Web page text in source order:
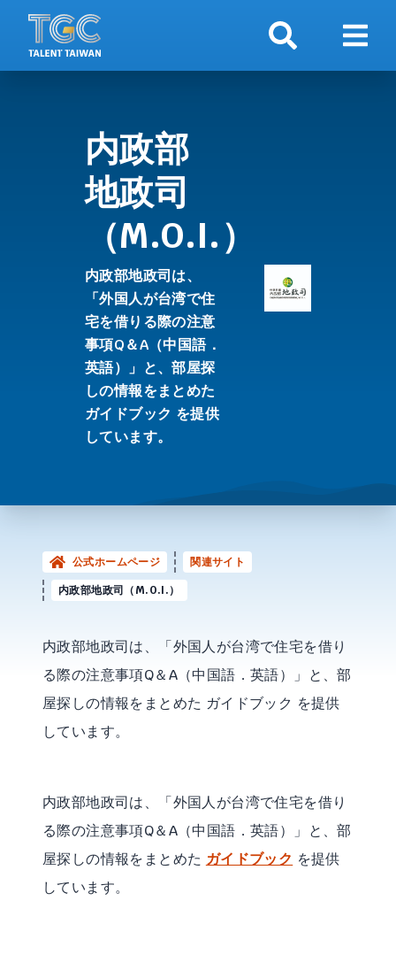
検索 ナビ
内政部
地政司
（M.O.I.）
内政部地政司は、
「外国人が台湾で住
宅を借りる際の注意
事項Q＆A（中国語．
英語）」と、部屋探
しの情報をまとめた
ガイドブック を提供
しています。
公式ホームページ
関連サイト
内政部地政司（M.O.I.）
内政部地政司は、「外国人が台湾で住宅を借り
る際の注意事項Q＆A（中国語．英語）」と、部
屋探しの情報をまとめた ガイドブック を提供
しています。
内政部地政司は、「外国人が台湾で住宅を借り
る際の注意事項Q＆A（中国語．英語）」と、部
屋探しの情報をまとめた ガイドブック を提供
しています。